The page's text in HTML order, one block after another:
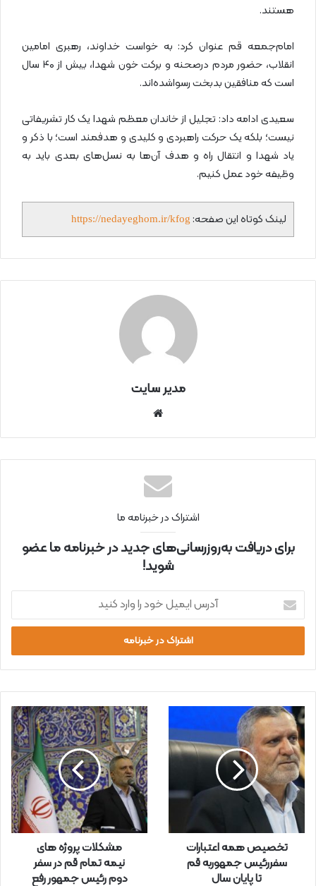
هستند.
امام‌جمعه قم عنوان کرد: به خواست خداوند، رهبری امامین
انقلاب، حضور مردم درصحنه و برکت خون شهدا، بیش از ۴۰ سال
است که منافقین بدبخت رسواشده‌اند.
سعیدی ادامه داد: تجلیل از خاندان معظم شهدا یک کار تشریفاتی
نیست؛ بلکه یک حرکت راهبردی و کلیدی و هدفمند است؛ با ذکر و
یاد شهدا و انتقال راه و هدف آن‌ها به نسل‌های بعدی باید به
وظیفه خود عمل کنیم.
لینک کوتاه این صفحه: https://nedayeghom.ir/kfog
مدیر سایت
نتی
اشتراک در خبرنامه ما
برای دریافت به‌روزرسانی‌های جدید در خبرنامه ما عضو
شوید!
ر
ا
ی
ل
خ
و
د
ر
ا
و
ر
تخصیص همه اعتبارات
سفررئیس جمهوربه قم
تا پایان سال
مشکلات پروژه های
نیمه تمام قم در سفر
دوم رئیس جمهور رفع